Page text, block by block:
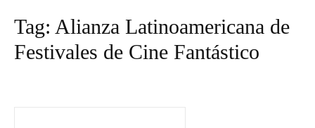
Tag: Alianza Latinoamericana de
Festivales de Cine Fantástico